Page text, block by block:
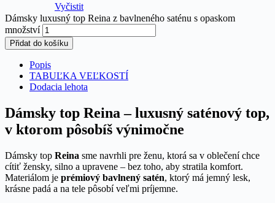
Vyčistit
Dámsky luxusný top Reina z bavlneného saténu s opaskom
množství
Přidat do košíku
Popis
TABUĽKA VEĽKOSTÍ
Dodacia lehota
Dámsky top Reina – luxusný saténový top,
v ktorom pôsobíš výnimočne
Dámsky top Reina sme navrhli pre ženu, ktorá sa v oblečení chce
cítiť žensky, silno a upravene – bez toho, aby stratila komfort.
Materiálom je prémiový bavlnený satén, ktorý má jemný lesk,
krásne padá a na tele pôsobí veľmi príjemne.